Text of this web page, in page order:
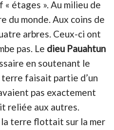
étages ». Au milieu de
du monde. Aux coins de
arbres. Ceux-ci ont
pas. Le dieu Pauahtun
en soutenant le
faisait partie d’un
pas exactement
reliée aux autres.
terre flottait sur la mer